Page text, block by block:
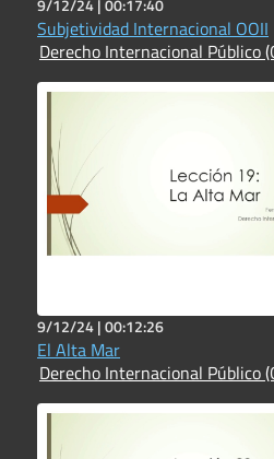
9/12/24 |00:17:40
Subjetividad Internacional OOII
Derecho Internacional Público
9/12/24 |00:12:26
El Alta Mar
Derecho Internacional Público